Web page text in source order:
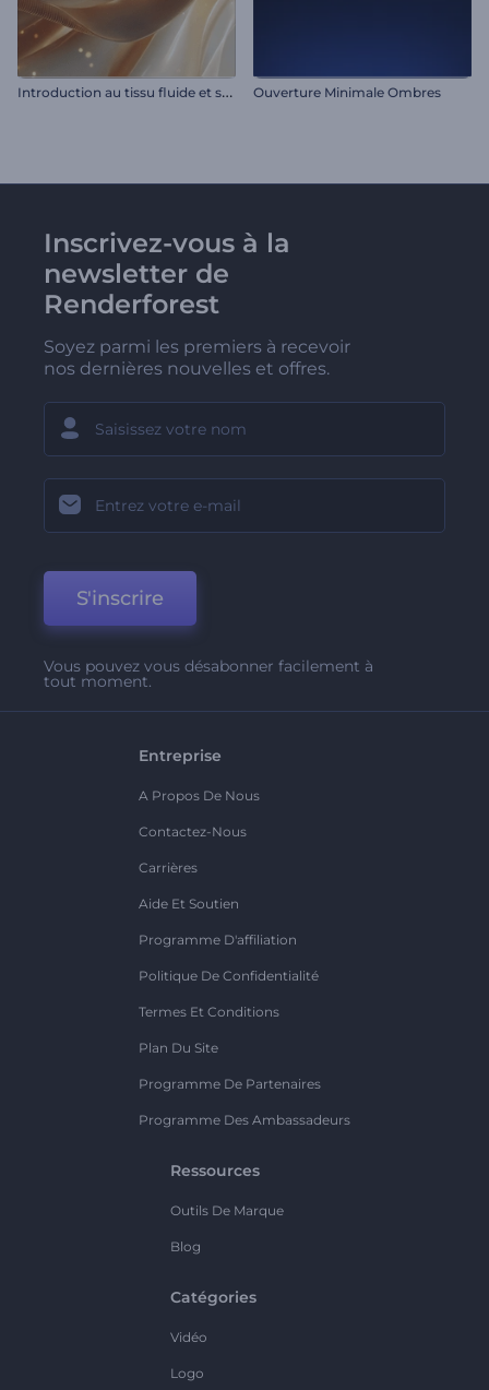
I
ntroduction au tissu fluide et scintillant Ouverture Minimale Ombres
Inscrivez-vous à la
newsletter de
Renderforest
Soyez parmi les premiers à recevoir
nos dernières nouvelles et offres.
S'inscrire
Vous pouvez vous désabonner facilement à
tout moment.
Entreprise
A Propos De Nous
Contactez-Nous
Carrières
Aide Et Soutien
Programme D'affiliation
Politique De Confidentialité
Termes Et Conditions
Plan Du Site
Programme De Partenaires
Programme Des Ambassadeurs
Ressources
Outils De Marque
Blog
Catégories
Vidéo
Logo